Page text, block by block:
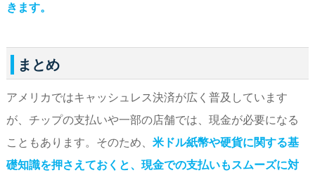
きます。
まとめ
アメリカではキャッシュレス決済が広く普及しています
が、チップの支払いや一部の店舗では、現金が必要になる
こともあります。そのため、 米ドル紙幣や硬貨に関する基
礎知識を押さえておくと、現金での支払いもスムーズに対